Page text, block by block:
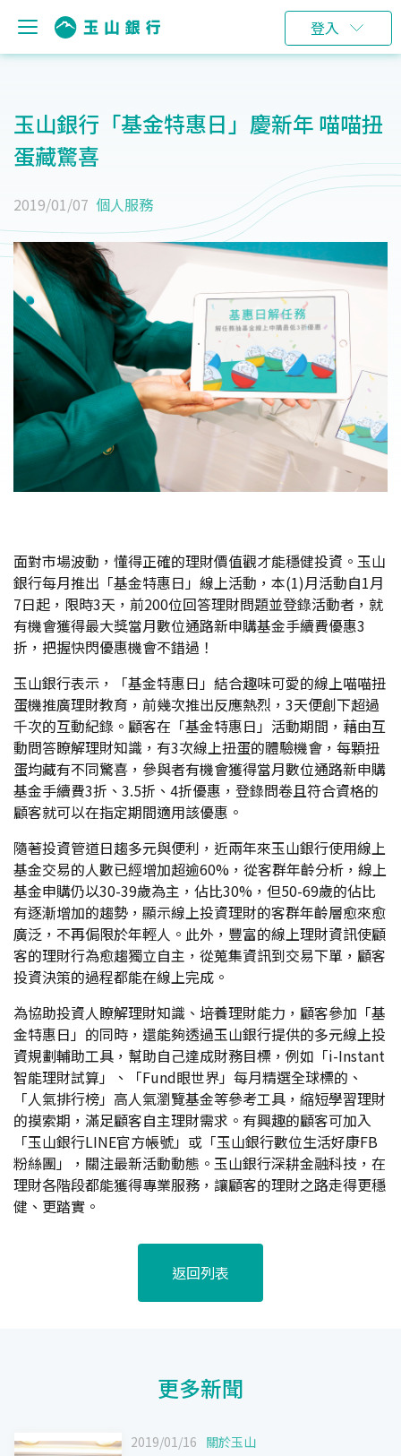
登入
玉山銀行「基金特惠日」慶新年 喵喵扭
蛋藏驚喜
2019/01/07 個人服務
面對市場波動，懂得正確的理財價值觀才能穩健投資。玉山
銀行每月推出「基金特惠日」線上活動，本(1)月活動自1月
7日起，限時3天，前200位回答理財問題並登錄活動者，就
有機會獲得最大獎當月數位通路新申購基金手續費優惠3
折，把握快閃優惠機會不錯過！
玉山銀行表示，「基金特惠日」結合趣味可愛的線上喵喵扭
蛋機推廣理財教育，前幾次推出反應熱烈，3天便創下超過
千次的互動紀錄。顧客在「基金特惠日」活動期間，藉由互
動問答瞭解理財知識，有3次線上扭蛋的體驗機會，每顆扭
蛋均藏有不同驚喜，參與者有機會獲得當月數位通路新申購
基金手續費3折、3.5折、4折優惠，登錄問卷且符合資格的
顧客就可以在指定期間適用該優惠。
隨著投資管道日趨多元與便利，近兩年來玉山銀行使用線上
基金交易的人數已經增加超逾60%，從客群年齡分析，線上
基金申購仍以30-39歲為主，佔比30%，但50-69歲的佔比
有逐漸增加的趨勢，顯示線上投資理財的客群年齡層愈來愈
廣泛，不再侷限於年輕人。此外，豐富的線上理財資訊使顧
客的理財行為愈趨獨立自主，從蒐集資訊到交易下單，顧客
投資決策的過程都能在線上完成。
為協助投資人瞭解理財知識、培養理財能力，顧客參加「基
金特惠日」的同時，還能夠透過玉山銀行提供的多元線上投
資規劃輔助工具，幫助自己達成財務目標，例如「i-Instant
智能理財試算」、「Fund眼世界」每月精選全球標的、
「人氣排行榜」高人氣瀏覽基金等參考工具，縮短學習理財
的摸索期，滿足顧客自主理財需求。有興趣的顧客可加入
「玉山銀行LINE官方帳號」或「玉山銀行數位生活好康FB
粉絲團」，關注最新活動動態。玉山銀行深耕金融科技，在
理財各階段都能獲得專業服務，讓顧客的理財之路走得更穩
健、更踏實。
返回列表
更多新聞
2019/01/16 關於玉山